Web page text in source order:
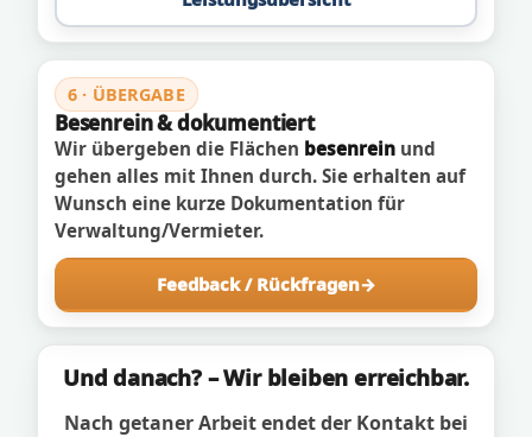
6 · ÜBERGABE
Besenrein & dokumentiert
Wir übergeben die Flächen besenrein und
gehen alles mit Ihnen durch. Sie erhalten auf
Wunsch eine kurze Dokumentation für
Verwaltung/Vermieter.
Feedback / Rückfragen
Und danach? – Wir bleiben erreichbar.
Nach getaner Arbeit endet der Kontakt bei